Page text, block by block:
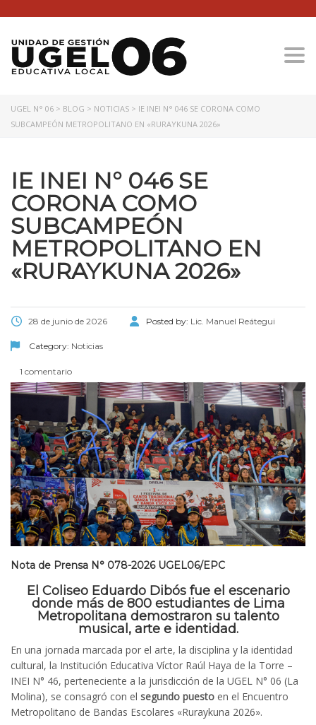
UGEL N° 06 > BLOG > NOTICIAS > IE INEI N° 046 SE CORONA COMO
SUBCAMPEÓN METROPOLITANO EN «RURAYKUNA 2026»
IE INEI N° 046 SE
CORONA COMO
SUBCAMPEÓN
METROPOLITANO EN
«RURAYKUNA 2026»
28 de junio de 2026 Posted by: Lic. Manuel Reátegui
Category: Noticias
1 comentario
Nota de Prensa N° 078-2026 UGEL06/EPC
El Coliseo Eduardo Dibós fue el escenario
donde más de 800 estudiantes de Lima
Metropolitana demostraron su talento
musical, arte e identidad.
En una jornada marcada por el arte, la disciplina y la identidad
cultural, la Institución Educativa Víctor Raúl Haya de la Torre –
INEI N° 46, perteneciente a la jurisdicción de la UGEL N° 06 (La
Molina), se consagró con el segundo puesto en el Encuentro
Metropolitano de Bandas Escolares «Ruraykuna 2026».